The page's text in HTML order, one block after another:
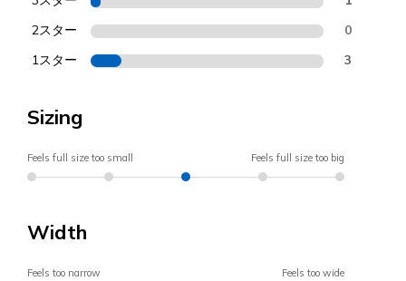
2スター 0
1スター 3
Sizing
Feels full size too small Feels full size too big
Width
Feels too narrow Feels too wide